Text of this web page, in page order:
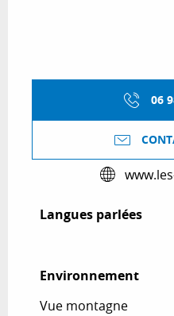
06
Langues parlées
Langues parlées
Environnement
Environnement
Vue montagne